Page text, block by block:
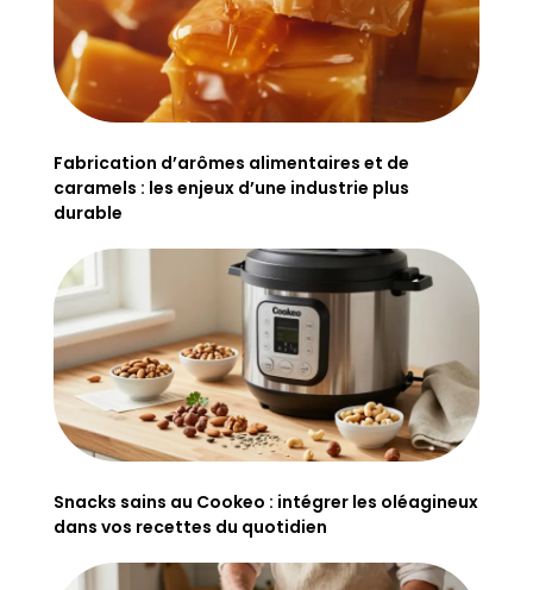
Fabrication d’arômes alimentaires et de
caramels : les enjeux d’une industrie plus
durable
Snacks sains au Cookeo : intégrer les oléagineux
dans vos recettes du quotidien